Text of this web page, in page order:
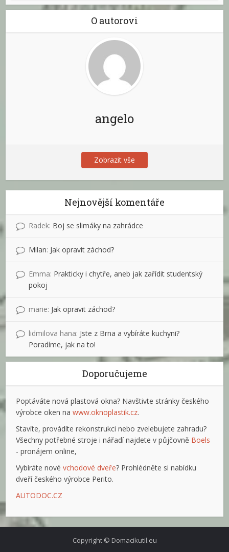
O autorovi
angelo
Zobrazit vše
Nejnovější komentáře
Radek: Boj se slimáky na zahrádce
Milan: Jak opravit záchod?
Emma: Prakticky i chytře, aneb jak zařídit studentský
pokoj
marie: Jak opravit záchod?
lidmilova hana: Jste z Brna a vybíráte kuchyni?
Poradíme, jak na to!
Doporučujeme
Poptáváte nová plastová okna? Navštivte stránky českého
výrobce oken nawww.oknoplastik.cz.
Stavíte, provádíte rekonstrukci nebo zvelebujete zahradu?
Všechny potřebné stroje i nářadí najdete v půjčovně Boels
- pronájem online,
Vybíráte novévchodové dveře? Prohlédněte si nabídku
dveří českého výrobce Perito.
AUTODOC.CZ
Copyright © Domacikutil.eu